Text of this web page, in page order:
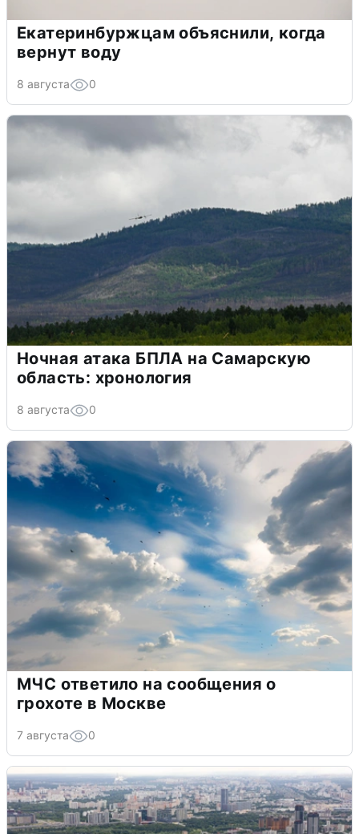
Екатеринбуржцам объяснили, когда
вернут воду
8 августа 0
Ночная атака БПЛА на Самарскую
область: хронология
8 августа 0
МЧС ответило на сообщения о
грохоте в Москве
7 августа 0